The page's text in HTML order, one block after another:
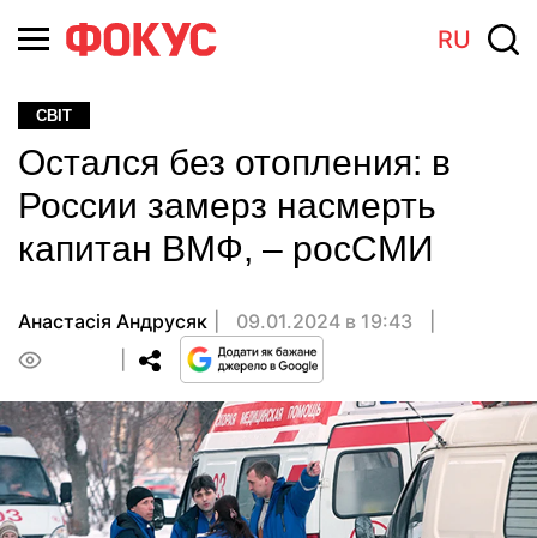
RU
СВІТ
Остался без отопления: в
России замерз насмерть
капитан ВМФ, – росСМИ
Анастасiя Андрусяк
09.01.2024 в 19:43